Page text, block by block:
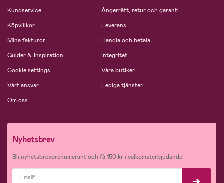
Kundservice
Köpvillkor
Mina fakturor
Guider & Inspiration
Cookie settings
Vårt ansvar
Om oss
Ångerrätt, retur och garanti
Leverans
Handla och betala
Integritet
Våra butiker
Lediga tjänster
Nyhetsbrev
Bli nyhetsbrevprenumerant och få 150 kr i välkomsterbjudande!
Email*